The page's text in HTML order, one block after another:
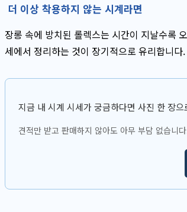
더 이상 착용하지 않는 시계라면
장롱 속에 방치된 롤렉스는 시간이 지날수록
세에서 정리하는 것이 장기적으로 유리합니
지금 내 시계 시세가 궁금하다면 사진 한 장
견적만 받고 판매하지 않아도 아무 부담 없습니